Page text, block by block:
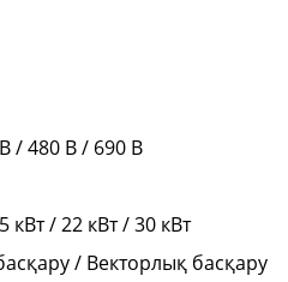
/ 480 В / 690 В
кВт / 22 кВт / 30 кВт
/ Векторлық басқару